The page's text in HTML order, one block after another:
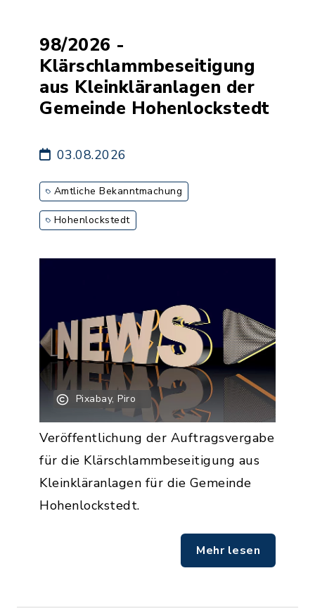
98/2026 -
Klärschlammbeseitigung
aus Kleinkläranlagen der
Gemeinde Hohenlockstedt
03.08.2026
Amtliche Bekanntmachung
Hohenlockstedt
Pixabay, Piro
Veröffentlichung der Auftragsvergabe
für die Klärschlammbeseitigung aus
Kleinkläranlagen für die Gemeinde
Hohenlockstedt.
Mehr lesen